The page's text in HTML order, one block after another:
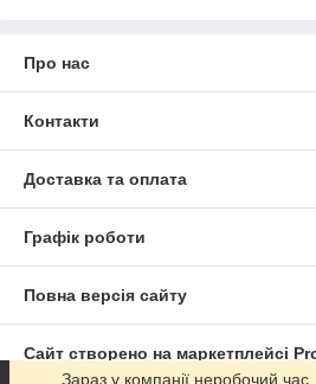
Про нас
Контакти
Доставка та оплата
Графік роботи
Повна версія сайту
Сайт створено на маркетплейсі
Зараз у компанії неробочий